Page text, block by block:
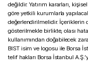
değildir. Yatırım kararları,
göre yetkili kurumlarla
değerlendirilmelidir. İçeriklerin
gösterilmekle birlikte, olası
kullanımından doğabilecek
BIST isim ve logosu ile Borsa
telif hakları Borsa İstanbul